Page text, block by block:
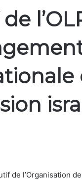
de l’Organisation